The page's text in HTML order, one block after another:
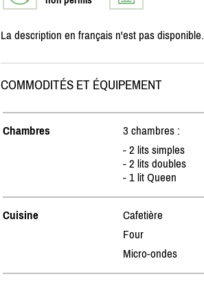
La description en français n'est pas disponible.
COMMODITÉS ET ÉQUIPEMENT
Chambres
3 chambres :
- 2 lits simples
- 2 lits doubles
- 1 lit Queen
Cuisine Cafetière
Four
Micro-ondes